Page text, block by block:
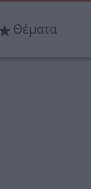
Θέματα